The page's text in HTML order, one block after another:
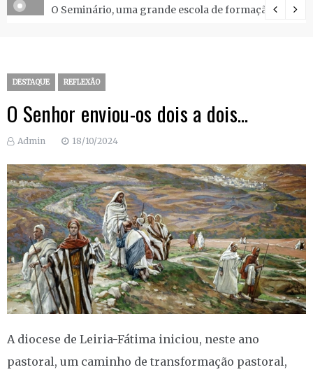
O Seminário, uma grande escola de formação.
DESTAQUE REFLEXÃO
O Senhor enviou-os dois a dois…
Admin 18/10/2024
A diocese de Leiria-Fátima iniciou, neste ano
pastoral, um caminho de transformação pastoral,